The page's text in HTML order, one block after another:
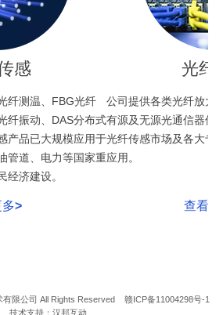
感
纤测温、FBG光纤
纤振动、DAS分布式
产品已大规模应用于
管道、电力等国家重
经济建设。
>
光纤
公司提供各类光纤放大
有源及无源光通信器件
光纤传感市场及各大专
应用。
查看
有限公司 All Rights Reserved 赣ICP备11004298号-1
技术支持： 汉邦互动